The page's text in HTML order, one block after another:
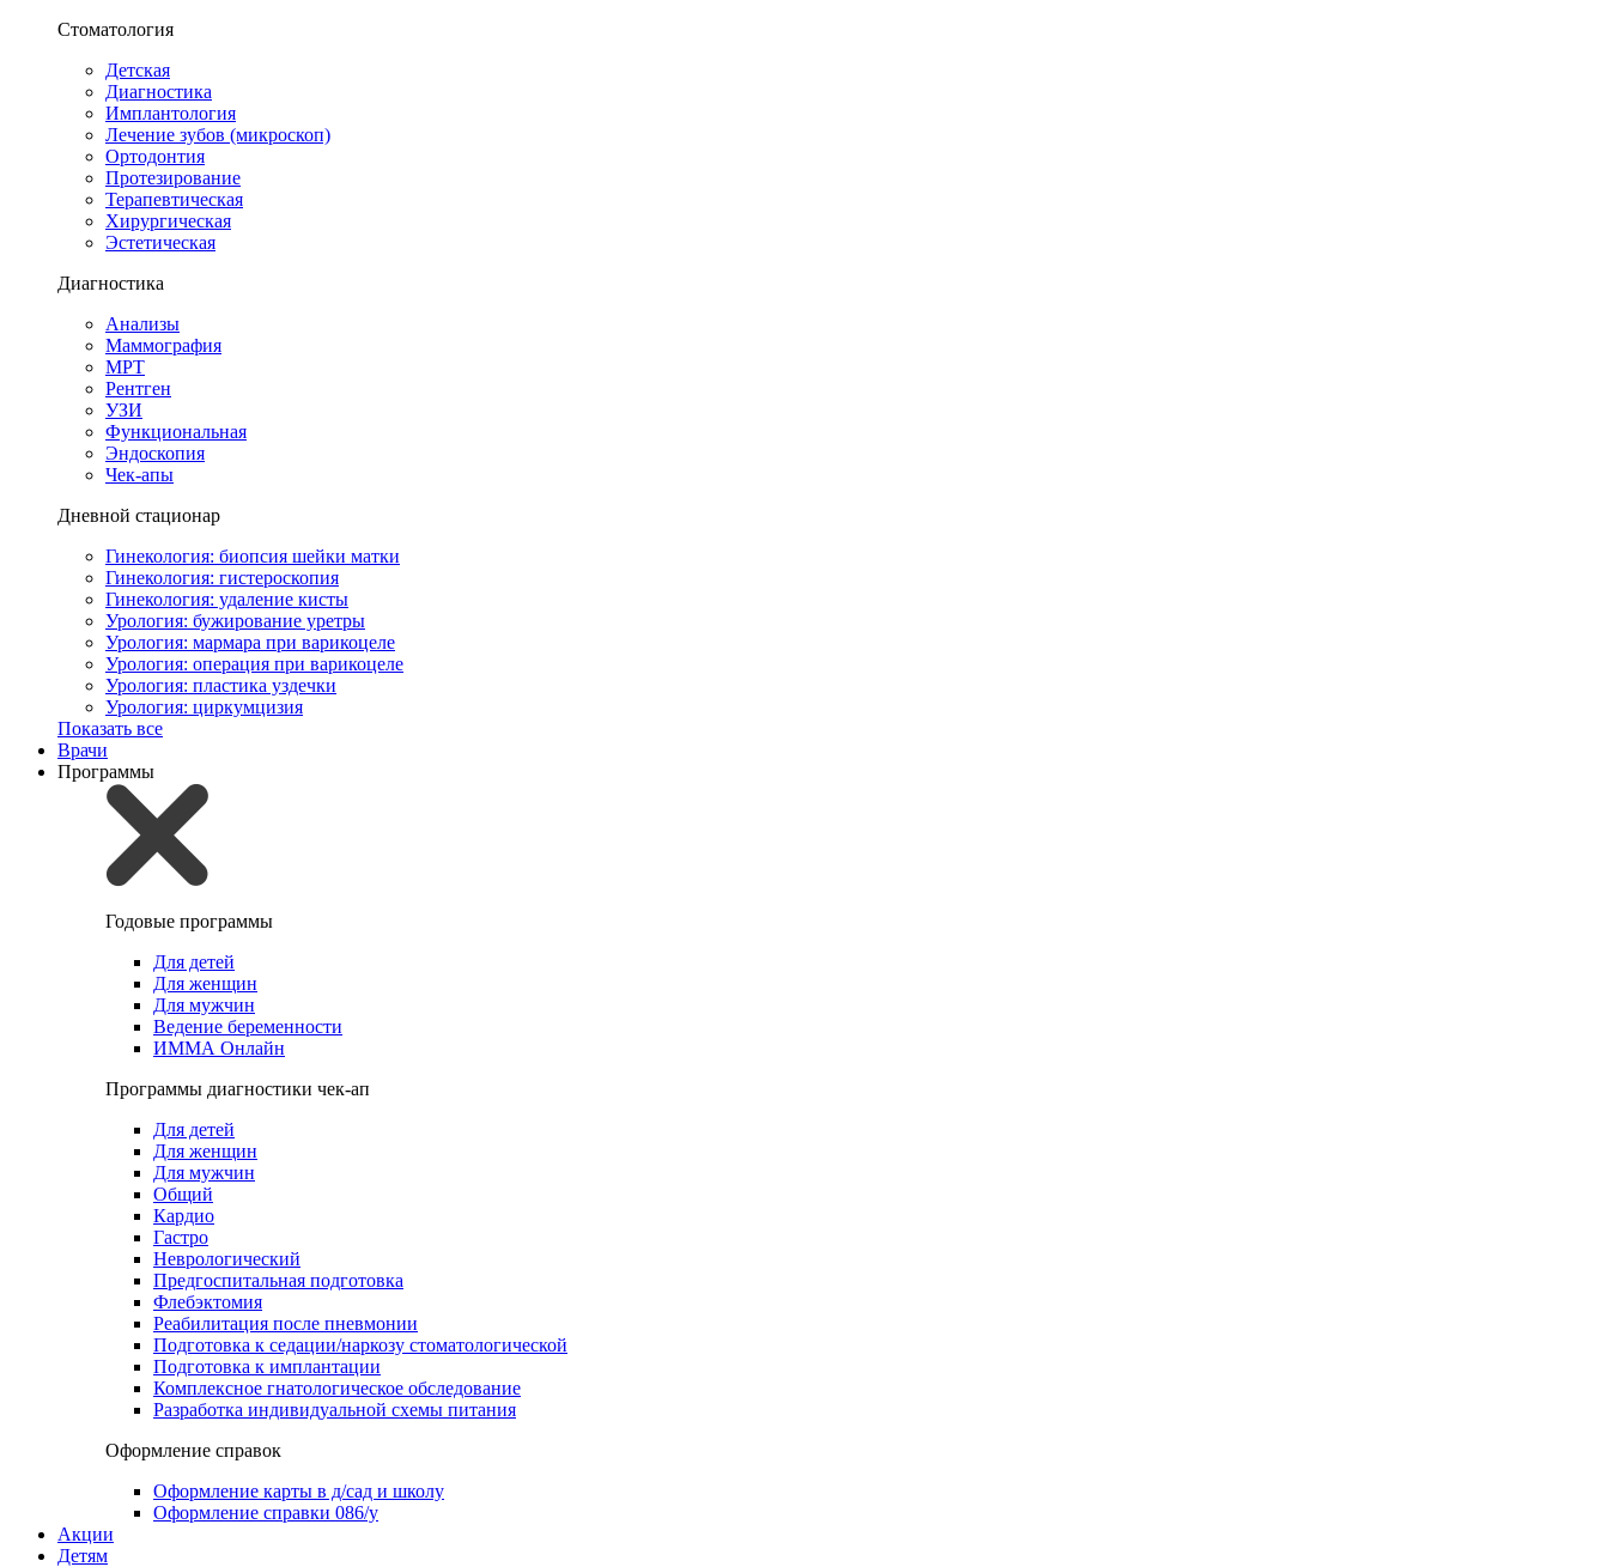
Стоматология
Детская
Диагностика
Имплантология
Лечение зубов (микроскоп)
Ортодонтия
Протезирование
Терапевтическая
Хирургическая
Эстетическая
Диагностика
Анализы
Маммография
МРТ
Рентген
УЗИ
Функциональная
Эндоскопия
Чек-апы
Дневной стационар
Гинекология: биопсия шейки матки
Гинекология: гистероскопия
Гинекология: удаление кисты
Урология: бужирование уретры
Урология: мармара при варикоцеле
Урология: операция при варикоцеле
Урология: пластика уздечки
Урология: циркумцизия
Показать все
Врачи
Программы
Годовые программы
Для детей
Для женщин
Для мужчин
Ведение беременности
ИММА Онлайн
Программы диагностики чек-ап
Для детей
Для женщин
Для мужчин
Общий
Кардио
Гастро
Неврологический
Предгоспитальная подготовка
Флебэктомия
Реабилитация после пневмонии
Подготовка к седации/наркозу стоматологической
Подготовка к имплантации
Комплексное гнатологическое обследование
Разработка индивидуальной схемы питания
Оформление справок
Оформление карты в д/сад и школу
Оформление справки 086/у
Акции
Детям